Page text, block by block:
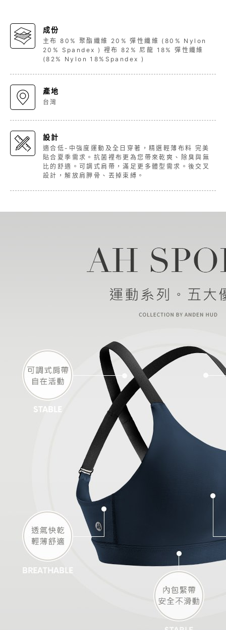
成份
主布 80% 聚酯纖維 20% 彈性纖維 (80% Nylon
20% Spandex ) 裡布 82% 尼龍 18% 彈性纖維
(82% Nylon 18%Spandex )
產地
台灣
設計
適合低-中強度運動及全日穿著，精選輕薄布料 完美
貼合夏季需求。抗菌裡布更為您帶來乾爽、除臭與無
比的舒適。可調式肩帶，滿足更多體型需求。後交叉
設計，解放肩胛骨、丟掉束縛。